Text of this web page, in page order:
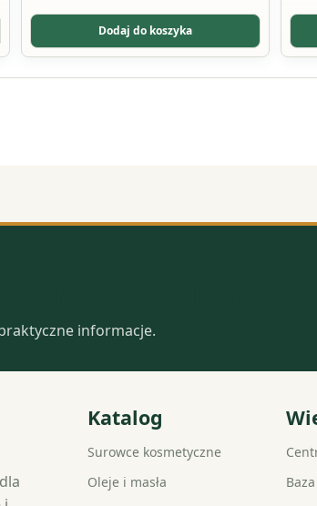
Dodaj do koszyka
informacje.
Katalog
Surowce kosmetyczne
Oleje i masła